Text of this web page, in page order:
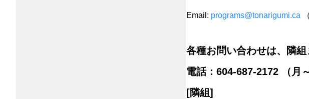
Email: programs@tonarigumi.ca
各種お問い合わせは、隣組
電話：604-687-2172 （月
[隣組]